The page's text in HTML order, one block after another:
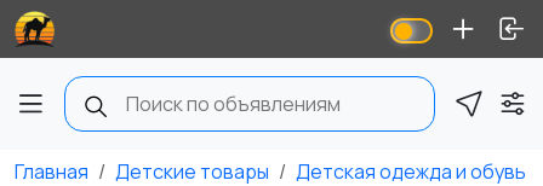
Главная Детские товары
Детская одежда и обувь